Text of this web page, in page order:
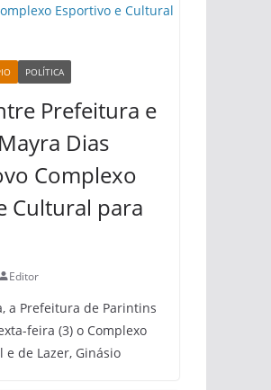
POLÍTICA
Prefeitura e
Dias
Complexo
Cultural para
Editor
a Prefeitura de Parintins
feira (3) o Complexo
de Lazer, Ginásio